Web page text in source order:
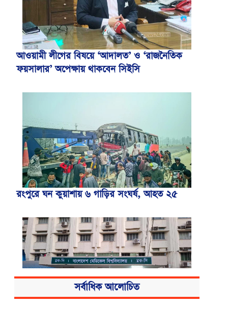
আওয়ামী লীগের বিষয়ে ‘আদালত’ ও ‘রাজনৈতিক
ফয়সালার’ অপেক্ষায় থাকবেন সিইসি
রংপুরে ঘন কুয়াশায় ৬ গাড়ির সংঘর্ষ, আহত ২৫
সর্বাধিক আলোচিত